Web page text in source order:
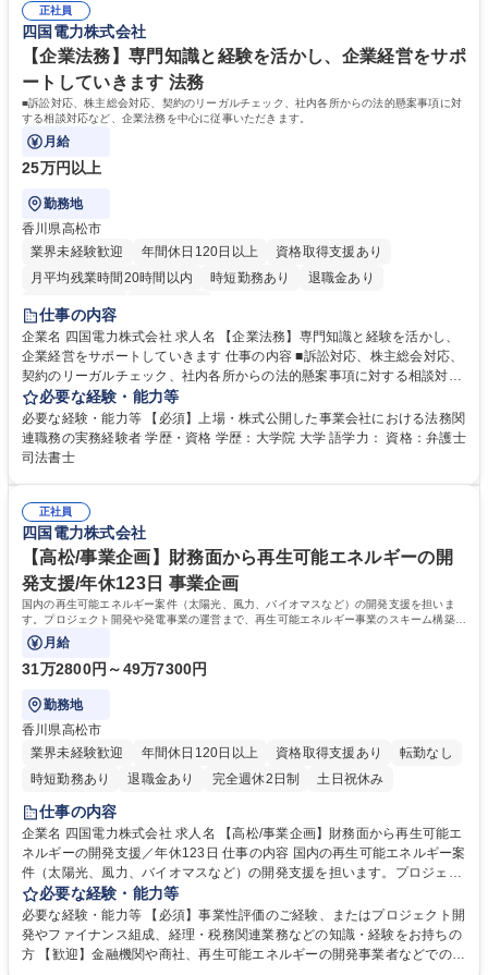
していただきます。 学歴・資格 学歴：高専 高校 語学力： 資格：第一種運
転免許普通自動車
正社員
四国電力株式会社
【企業法務】専門知識と経験を活かし、企業経営をサポ
ートしていきます 法務
■訴訟対応、株主総会対応、契約のリーガルチェック、社内各所からの法的懸案事項に対
する相談対応など、企業法務を中心に従事いただきます。
月給
25万円以上
勤務地
香川県高松市
業界未経験歓迎
年間休日120日以上
資格取得支援あり
月平均残業時間20時間以内
時短勤務あり
退職金あり
完全週休2日制
仕事の内容
企業名 四国電力株式会社 求人名 【企業法務】専門知識と経験を活かし、
企業経営をサポートしていきます 仕事の内容 ■訴訟対応、株主総会対応、
契約のリーガルチェック、社内各所からの法的懸案事項に対する相談対応
など、企業法務を中心に従事いただきます。 募集職種 【企業法務】専門
知識と経験を活かし、企業経営をサポートしていきます
必要な経験・能力等
必要な経験・能力等 【必須】上場・株式公開した事業会社における法務関
連職務の実務経験者 学歴・資格 学歴：大学院 大学 語学力： 資格：弁護士
司法書士
正社員
四国電力株式会社
【高松/事業企画】財務面から再生可能エネルギーの開
発支援/年休123日 事業企画
国内の再生可能エネルギー案件（太陽光、風力、バイオマスなど）の開発支援を担いま
す。プロジェクト開発や発電事業の運営まで、再生可能エネルギー事業のスキーム構築に
おいて、主にファイナンス面から検討・提案
月給
31万2800円～49万7300円
勤務地
香川県高松市
業界未経験歓迎
年間休日120日以上 資格取得支援あり
転勤なし
時短勤務あり
退職金あり 完全週休2日制 土日祝休み
仕事の内容
企業名 四国電力株式会社 求人名 【高松/事業企画】財務面から再生可能エ
ネルギーの開発支援／年休123日 仕事の内容 国内の再生可能エネルギー案
件（太陽光、風力、バイオマスなど）の開発支援を担います。プロジェク
ト開発や発電事業の運営まで、再生可能エネルギー事業のスキーム構築に
おいて、主にファイナンス面から検討・提案 をして参画していただきま
す。業務詳細は以下になります。 ◇事業スキームの構築 ◇事業性評価、
キャッシュフロー分析 ◇発電事業を担うSPC設立 ◇プロジェクト関連契
必要な経験・能力等
必要な経験・能力等 【必須】事業性評価のご経験、またはプロジェクト開
発やファイナンス組成、経理・税務関連業務などの知識・経験をお持ちの
方 【歓迎】金融機関や商社、再生可能エネルギーの開発事業者などでの勤